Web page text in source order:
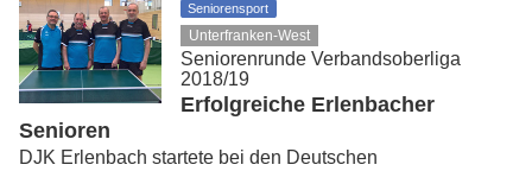
Seniorensport
Unterfranken-West
Seniorenrunde Verbandsoberliga
2018/19
Erfolgreiche Erlenbacher
Senioren
DJK Erlenbach startete bei den Deutschen